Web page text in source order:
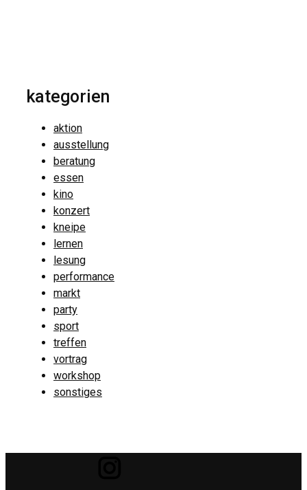
kategorien
aktion
ausstellung
beratung
essen
kino
konzert
kneipe
lernen
lesung
performance
markt
party
sport
treffen
vortrag
workshop
sonstiges